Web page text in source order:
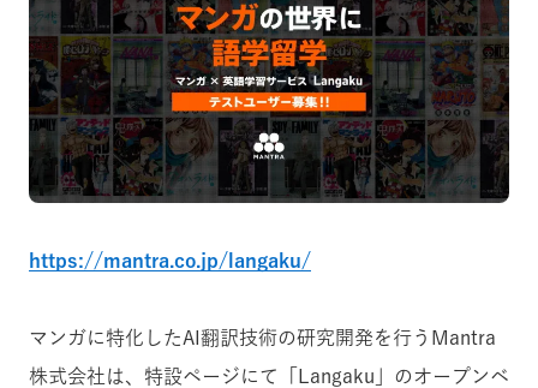
https://mantra.co.jp/langaku/
マンガに特化したAI翻訳技術の研究開発を行うMantra
株式会社は、特設ページにて「Langaku」のオープンベ